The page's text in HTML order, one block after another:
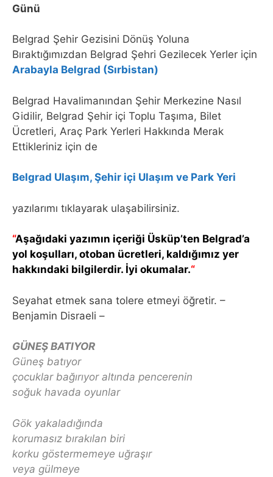
Günü
Belgrad Şehir Gezisini Dönüş Yoluna
Bıraktığımızdan Belgrad Şehri Gezilecek Yerler için
Arabayla Belgrad (Sırbistan)
Belgrad Havalimanından Şehir Merkezine Nasıl
Gidilir, Belgrad Şehir içi Toplu Taşıma, Bilet
Ücretleri, Araç Park Yerleri Hakkında Merak
Ettikleriniz için de
Belgrad Ulaşım, Şehir içi Ulaşım ve Park Yeri
yazılarımı tıklayarak ulaşabilirsiniz.
“Aşağıdaki yazımın içeriği Üsküp’ten Belgrad’a
yol koşulları, otoban ücretleri, kaldığımız yer
hakkındaki bilgilerdir. İyi okumalar.“
Seyahat etmek sana tolere etmeyi öğretir. –
Benjamin Disraeli –
GÜNEŞ BATIYOR
Güneş batıyor
çocuklar bağırıyor altında pencerenin
soğuk havada oyunlar
Gök yakaladığında
korumasız bırakılan biri
korku göstermemeye uğraşır
veya gülmeye